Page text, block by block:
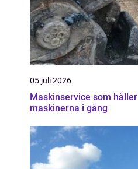
05 juli 2026
Maskinservice som håller
maskinerna i gång